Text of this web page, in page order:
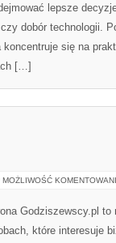
lepsze
dobór technologii.
się na
[…]
MOŻLIWOŚĆ
Godziszewscy.pl
które interesuje